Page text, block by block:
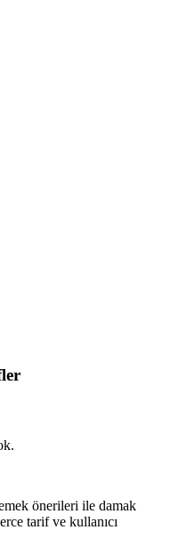
önerileri ile damak
tarif ve kullanıcı